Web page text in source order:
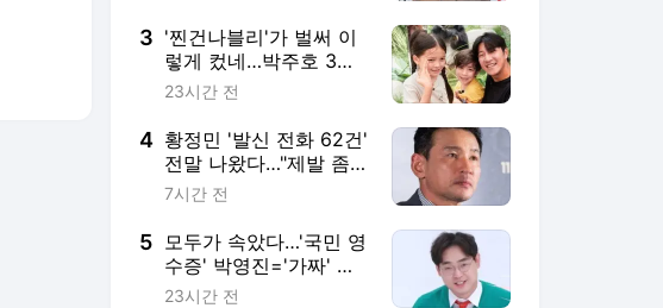
3 '찐건나블리'가 벌써 이
렇게 컸네…박주호 3남
매, 폭풍 성장 근황 공개
23시간 전
4 황정민 '발신 전화 62건'
전말 나왔다…"제발 좀
살려달라"
7시간 전
5 모두가 속았다…'국민 영
수증' 박영진='가짜' 짠
돌이였다→"끝나곤 눈치
23시간 전